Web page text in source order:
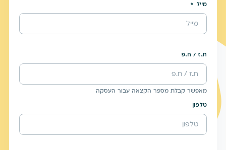
מייל
ת.ז / ח.פ
מאפשר קבלת מספר הקצאה עבור העסקה
טלפון